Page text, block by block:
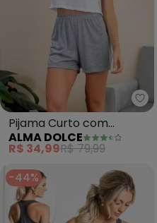
Pijama Curto com
Babado (Mescla e
Branco)
ALMA DOLCE
R$ 34,99R$ 79,99
-44%